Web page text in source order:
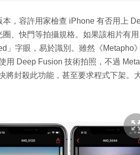
，容許用家檢查 iPhone 有否用上
、快門等拍攝規格。如果該相片有
」字眼，易於識別。雖然《Metapho
用 Deep Fusion 技術拍照，不過
將封殺此功能，甚至要求程式下架。